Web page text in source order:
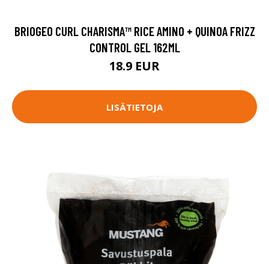
BRIOGEO CURL CHARISMA™ RICE AMINO + QUINOA FRIZZ
CONTROL GEL 162ML
18.9 EUR
LISÄTIETOJA